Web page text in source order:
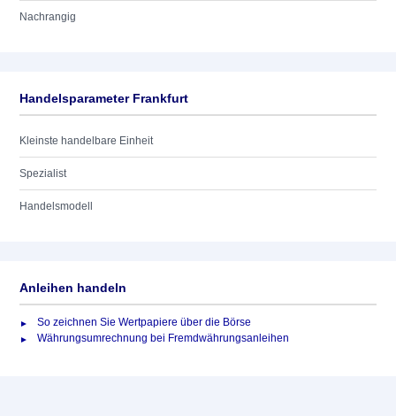
Nachrangig
Handelsparameter Frankfurt
Kleinste handelbare Einheit
Spezialist
Handelsmodell
Anleihen handeln
So zeichnen Sie Wertpapiere über die Börse
Währungsumrechnung bei Fremdwährungsanleihen